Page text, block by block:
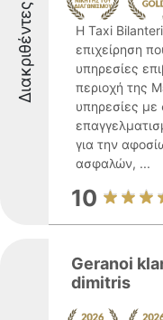
Διακριθέντες
Η Taxi
επιχείρηση
υπηρεσίες
περιοχή της
υπηρεσίες με
για την
ασφαλών, ...
10
Geranoi
dimitris